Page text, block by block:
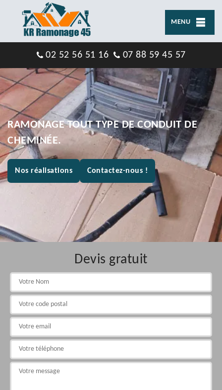
MENU
02 52 56 51 16 07 88 59 45 57
RAMONAGE TOUT TYPE DE CONDUIT DE
CHEMINÉE.
Nos réalisations Contactez-nous !
Devis gratuit